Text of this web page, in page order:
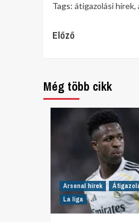
Tags: átigazolási hírek,
Continue
Előző
Még több cikk
Arsenal hírek
La liga